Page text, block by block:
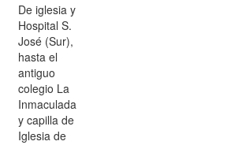
De iglesia y
Hospital S.
José (Sur),
hasta el
antiguo
colegio La
Inmaculada
y capilla de
Iglesia de